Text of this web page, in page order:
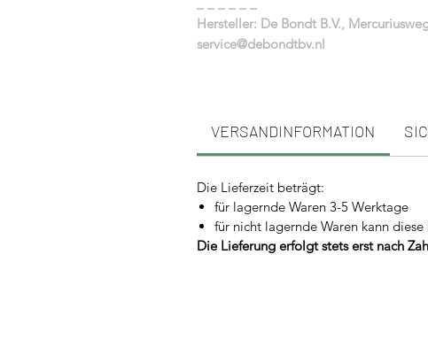
Hersteller: De Bondt B.V.,
service@debondtbv.nl
VERSANDINFORMATION
Die Lieferzeit beträgt:
für lagernde Waren 3-5 Werktage
für nicht lagernde Waren kann
Die Lieferung erfolgt stets erst nach